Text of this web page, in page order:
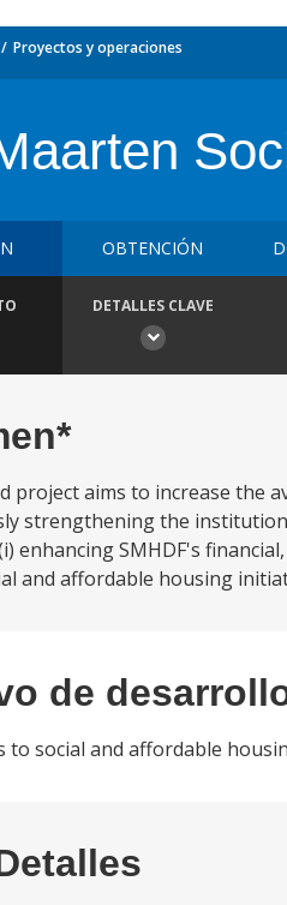
Proyectos y operaciones
OBTENCIÓN
DETALLES CLAVE
project aims to increase the
strengthening the
enhancing SMHDF's
and affordable housing
de
to social and affordable